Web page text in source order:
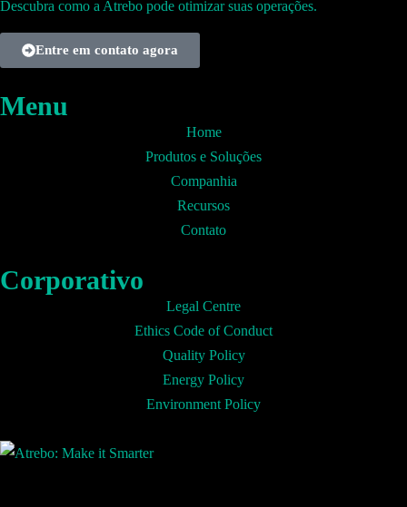
Descubra como a Atrebo pode otimizar suas operações.
Entre em contato agora
Menu
Home
Produtos e Soluções
Companhia
Recursos
Contato
Corporativo
Legal Centre
Ethics Code of Conduct
Quality Policy
Energy Policy
Environment Policy